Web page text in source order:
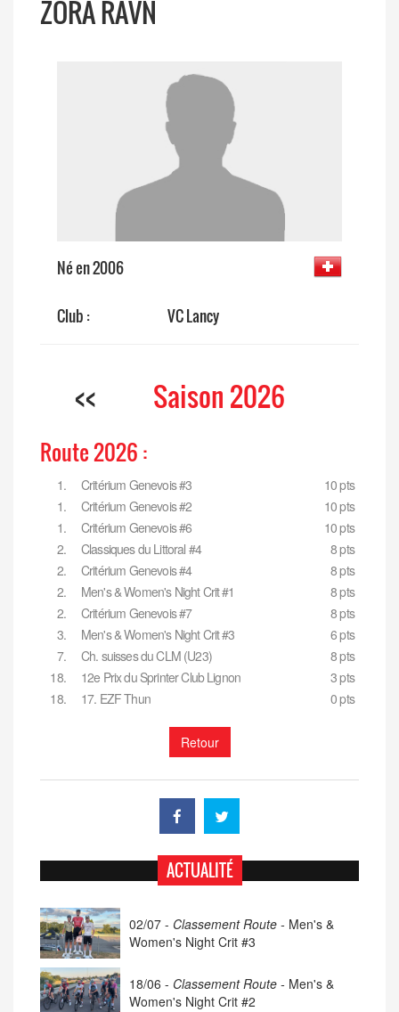
ZORA RAVN
Né en 2006
Club : VC Lancy
<< Saison 2026
Route 2026 :
1. Critérium Genevois #3
10 pts
1.
Critérium Genevois #2
10 pts
1.
Critérium Genevois #6
10 pts
2.
Classiques du Littoral #4
8 pts
2.
Critérium Genevois #4
8 pts
2.
Men's & Women's Night Crit #1
8 pts
2.
Critérium Genevois #7
8 pts
3.
Men's & Women's Night Crit #3
6 pts
7.
Ch. suisses du CLM (U23)
8 pts
18.
12e Prix du Sprinter Club Lignon
3 pts
18.
17. EZF Thun 0 pts
Retour
ACTUALITÉ
02/07 - Classement Route - Men's &
Women's Night Crit #3
18/06 - Classement Route - Men's &
Women's Night Crit #2